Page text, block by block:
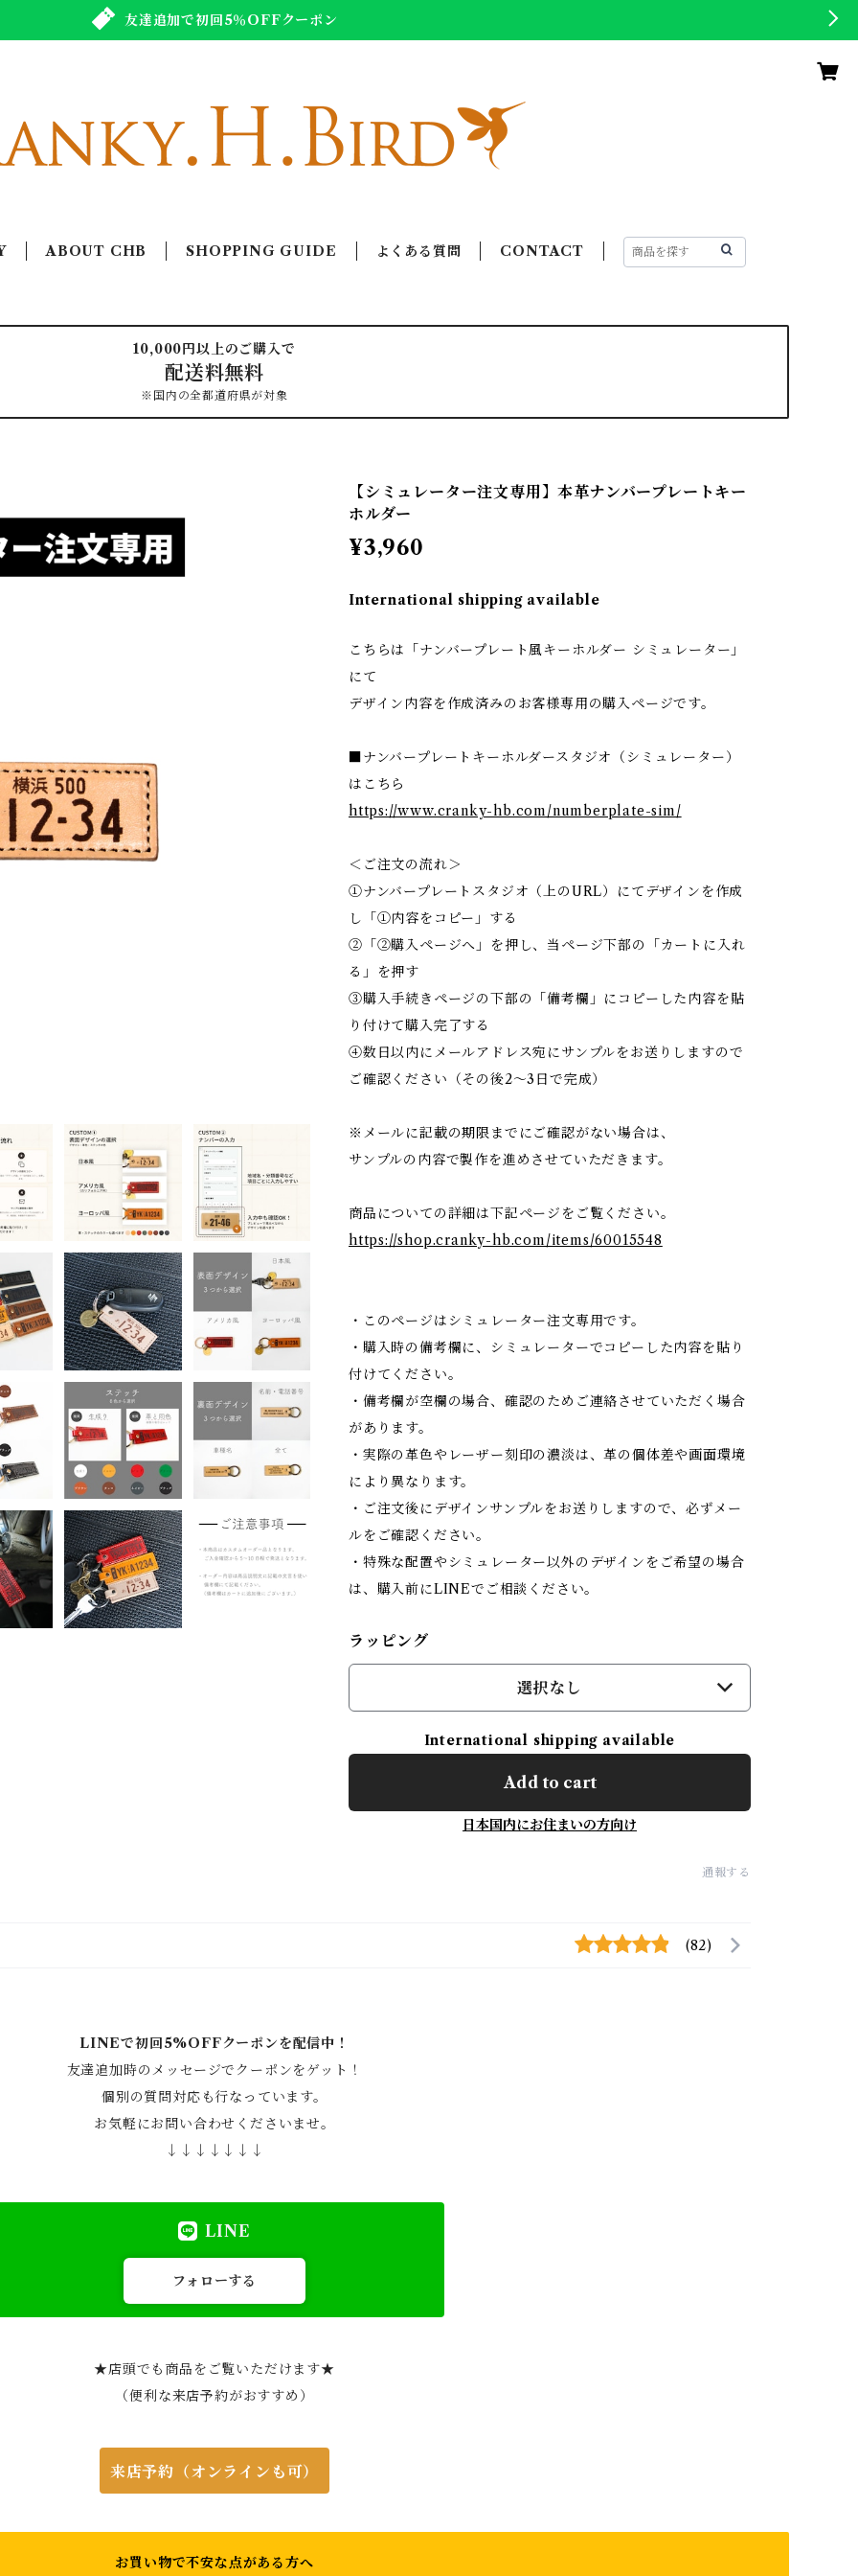
友達追加で初回5％OFFクーポン
ABOUT CHB SHOPPING GUIDE よくある質問 CONTACT
10,000円以上のご購入で
配送料無料
※国内の全都道府県が対象
【シミュレーター注文専用】本革ナンバープレートキー
ホルダー
¥3,960
International shipping available
こちらは「ナンバープレート風キーホルダー シミュレーター」
にて
デザイン内容を作成済みのお客様専用の購入ページです。
■ナンバープレートキーホルダースタジオ（シミュレーター）
はこちら
https://www.cranky-hb.com/numberplate-sim/
＜ご注文の流れ＞
①ナンバープレートスタジオ（上のURL）にてデザインを作成
し「①内容をコピー」する
②「②購入ページへ」を押し、当ページ下部の「カートに入れ
る」を押す
③購入手続きページの下部の「備考欄」にコピーした内容を貼
り付けて購入完了する
④数日以内にメールアドレス宛にサンプルをお送りしますので
ご確認ください（その後2〜3日で完成）
※メールに記載の期限までにご確認がない場合は、
サンプルの内容で製作を進めさせていただきます。
商品についての詳細は下記ページをご覧ください。
https://shop.cranky-hb.com/items/60015548
・このページはシミュレーター注文専用です。
・購入時の備考欄に、シミュレーターでコピーした内容を貼り
付けてください。
・備考欄が空欄の場合、確認のためご連絡させていただく場合
があります。
・実際の革色やレーザー刻印の濃淡は、革の個体差や画面環境
により異なります。
・ご注文後にデザインサンプルをお送りしますので、必ずメー
ルをご確認ください。
・特殊な配置やシミュレーター以外のデザインをご希望の場合
は、購入前にLINEでご相談ください。
ラッピング
選択なし
International shipping available
Add to cart
日本国内にお住まいの方向け
通報する
(82)
LINEで初回5%OFFクーポンを配信中！
友達追加時のメッセージでクーポンをゲット！
個別の質問対応も行なっています。
お気軽にお問い合わせくださいませ。
↓↓↓↓↓↓↓
LINE
フォローする
★店頭でも商品をご覧いただけます★
（便利な来店予約がおすすめ）
来店予約（オンラインも可）
お買い物で不安な点がある方へ